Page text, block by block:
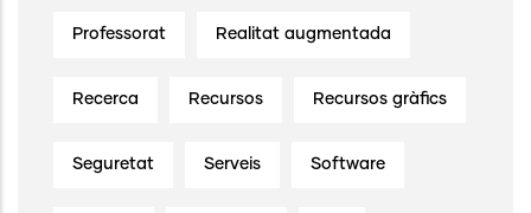
Professorat Realitat augmentada
Recerca Recursos Recursos gràfics
Seguretat Serveis Software